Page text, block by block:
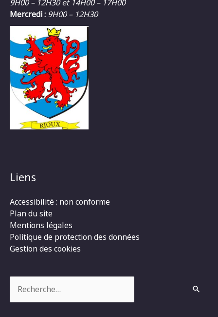
9H00 – 12H30 et 14H00 – 17H00
Mercredi : 9H00 – 12H30
Liens
Accessibilité : non conforme
Plan du site
Mentions légales
Politique de protection des données
Gestion des cookies